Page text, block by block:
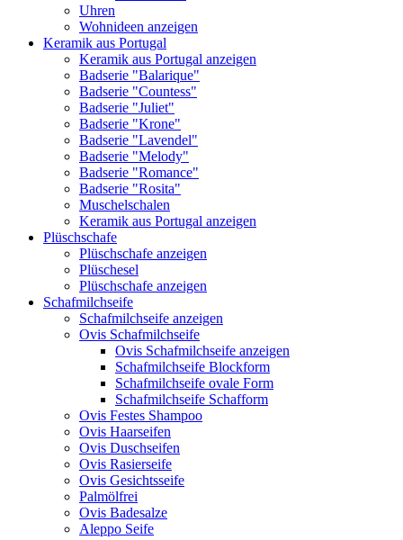
Uhren
Wohnideen anzeigen
Keramik aus Portugal
Keramik aus Portugal anzeigen
Badserie "Balarique"
Badserie "Countess"
Badserie "Juliet"
Badserie "Krone"
Badserie "Lavendel"
Badserie "Melody"
Badserie "Romance"
Badserie "Rosita"
Muschelschalen
Keramik aus Portugal anzeigen
Plüschschafe
Plüschschafe anzeigen
Plüschesel
Plüschschafe anzeigen
Schafmilchseife
Schafmilchseife anzeigen
Ovis Schafmilchseife
Ovis Schafmilchseife anzeigen
Schafmilchseife Blockform
Schafmilchseife ovale Form
Schafmilchseife Schafform
Ovis Festes Shampoo
Ovis Haarseifen
Ovis Duschseifen
Ovis Rasierseife
Ovis Gesichtsseife
Palmölfrei
Ovis Badesalze
Aleppo Seife